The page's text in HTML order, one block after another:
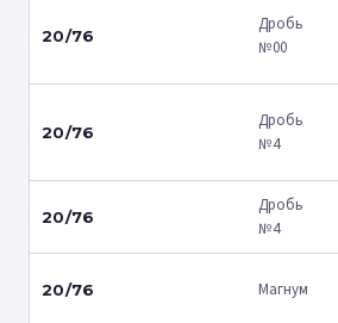
20/76
Дробь
№00
20/76
Дробь
№4
20/76
Дробь
№4
20/76 Магнум